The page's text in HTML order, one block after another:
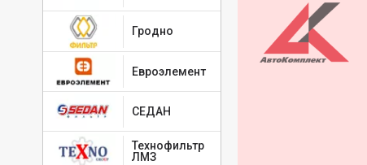
Гродно
Евроэлемент
СЕДАН
Технофильтр
ЛМЗ